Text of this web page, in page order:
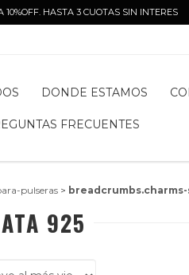
10%OFF. HASTA 3 CUOTAS SIN INTERES
DONDE ESTAMOS
FRECUENTES
pulseras >
925